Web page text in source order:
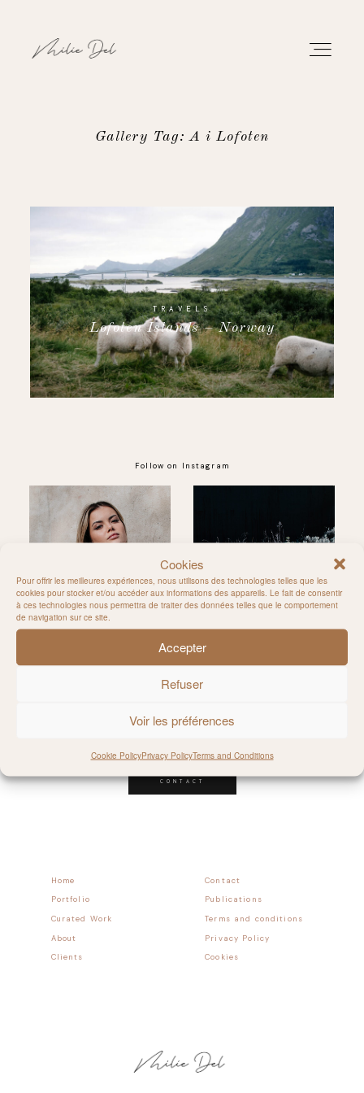
Cookies
Pour offrir les meilleures expériences, nous utilisons des technologies telles que les
cookies pour stocker et/ou accéder aux informations des appareils. Le fait de consentir
à ces technologies nous permettra de traiter des données telles que le comportement
de navigation sur ce site.
Accepter
Refuser
Voir les préférences
Cookie PolicyPrivacy PolicyTerms and Conditions
CONTACT
Gallery Tag: A i Lofoten
TRAVELS
Lofoten Islands – Norway
Follow on Instagram
Contact
Home
Publications
Portfolio
Terms and conditions
Curated Work
CONTACT
Privacy Policy
About
Cookies
Clients